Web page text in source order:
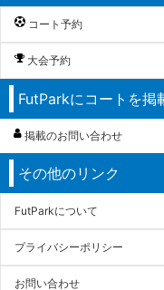
コート予約
大会予約
FutParkにコートを掲
掲載のお問い合わせ
その他のリンク
FutParkについて
プライバシーポリシー
お問い合わせ